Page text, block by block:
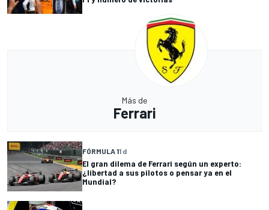
Más de
Ferrari
FÓRMULA 11 d
El gran dilema de Ferrari según un experto:
¿libertad a sus pilotos o pensar ya en el
Mundial?